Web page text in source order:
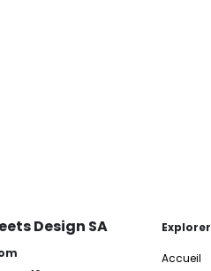
Design SA Explorer
Accueil